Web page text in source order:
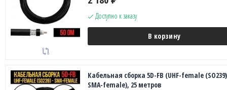
Доступно к заказу
В корзину
Кабельная сборка 5D-FB (UHF-female
SMA-female), 25 метров